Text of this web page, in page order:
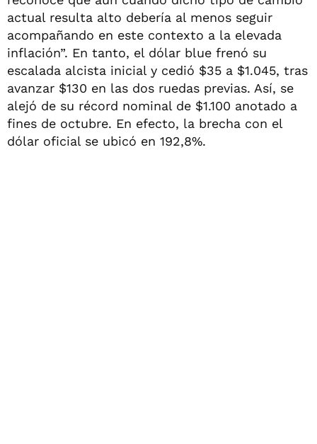
actual resulta alto debería al menos seguir
acompañando en este contexto a la elevada
inflación”. En tanto, el dólar blue frenó su
escalada alcista inicial y cedió $35 a $1.045, tras
avanzar $130 en las dos ruedas previas. Así, se
alejó de su récord nominal de $1.100 anotado a
fines de octubre. En efecto, la brecha con el
dólar oficial se ubicó en 192,8%.